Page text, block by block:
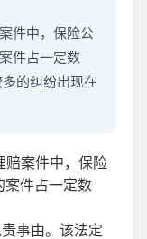
件中，保险公
件占一定数
的纠纷出现在
赔案件中，保险
案件占一定数
事由。该法定